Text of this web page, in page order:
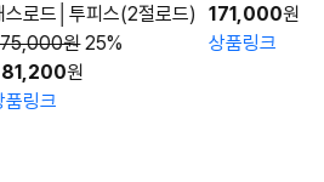
171,000원
상품링크
32,000원
원